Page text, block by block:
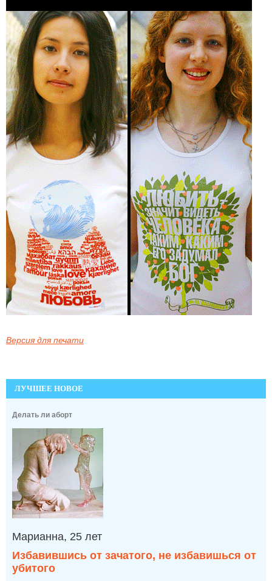
Версия для печати
ЛУЧШЕЕ НОВОЕ
Делать ли аборт
Марианна, 25 лет
Избавившись от зачатого, не избавишься от
убитого